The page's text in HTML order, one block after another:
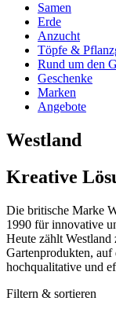
Samen
Erde
Anzucht
Töpfe &
Rund um den
Geschenke
Marken
Angebote
Westland
Kreative
Die britische Marke
1990 für innovative
Heute zählt
Gartenprodukten,
hochqualitative und
Filtern & sortieren